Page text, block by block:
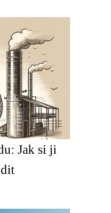
Jak si ji